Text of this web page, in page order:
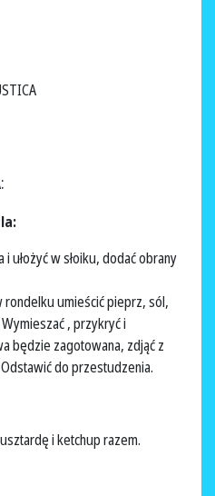
ułożyć w słoiku, dodać obrany
umieścić pieprz, sól,
, przykryć i
będzie zagotowana, zdjąć z
do przestudzenia.
i ketchup razem.